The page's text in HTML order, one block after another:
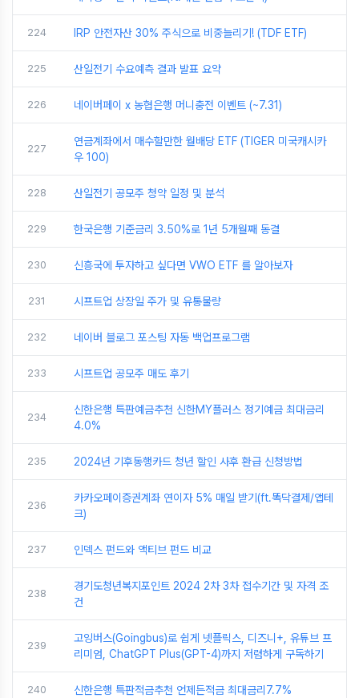
224 IRP 안전자산 30% 주식으로 비중늘리기! (TDF ETF)
225 산일전기 수요예측 결과 발표 요약
226 네이버페이 x 농협은행 머니충전 이벤트 (~7.31)
227
연금계좌에서 매수할만한 월배당 ETF (TIGER 미국캐시카
우 100)
228 산일전기 공모주 청약 일정 및 분석
229 한국은행 기준금리 3.50%로 1년 5개월째 동결
230 신흥국에 투자하고 싶다면 VWO ETF 를 알아보자
231 시프트업 상장일 주가 및 유통물량
232 네이버 블로그 포스팅 자동 백업프로그램
233 시프트업 공모주 매도 후기
234
신한은행 특판예금추천 신한MY플러스 정기예금 최대금리
4.0%
235 2024년 기후동행카드 청년 할인 사후 환급 신청방법
236
카카오페이증권계좌 연이자 5% 매일 받기(ft.똑닥결제/앱테
크)
237 인덱스 펀드와 액티브 펀드 비교
238
경기도청년복지포인트 2024 2차 3차 접수기간 및 자격 조
건
239
고잉버스(Goingbus)로 쉽게 넷플릭스, 디즈니+, 유튜브 프
리미엄, ChatGPT Plus(GPT-4)까지 저렴하게 구독하기
240 신한은행 특판적금추천 언제든적금 최대금리7.7%